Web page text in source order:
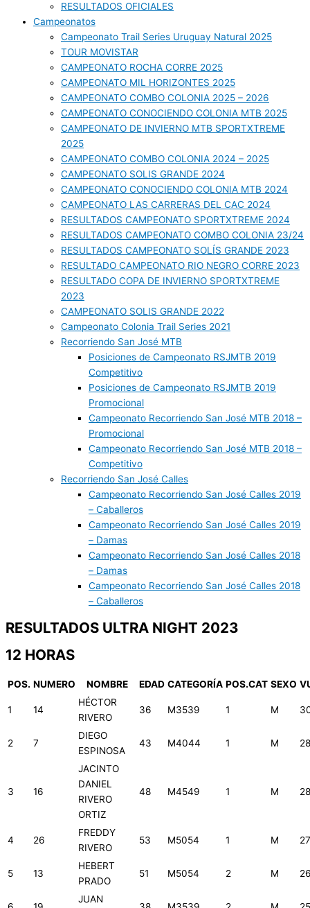
RESULTADOS OFICIALES
Campeonatos
Campeonato Trail Series Uruguay Natural 2025
TOUR MOVISTAR
CAMPEONATO ROCHA CORRE 2025
CAMPEONATO MIL HORIZONTES 2025
CAMPEONATO COMBO COLONIA 2025 – 2026
CAMPEONATO CONOCIENDO COLONIA MTB 2025
CAMPEONATO DE INVIERNO MTB SPORTXTREME
2025
CAMPEONATO COMBO COLONIA 2024 – 2025
CAMPEONATO SOLIS GRANDE 2024
CAMPEONATO CONOCIENDO COLONIA MTB 2024
CAMPEONATO LAS CARRERAS DEL CAC 2024
RESULTADOS CAMPEONATO SPORTXTREME 2024
RESULTADOS CAMPEONATO COMBO COLONIA 23/24
RESULTADOS CAMPEONATO SOLÍS GRANDE 2023
RESULTADO CAMPEONATO RIO NEGRO CORRE 2023
RESULTADO COPA DE INVIERNO SPORTXTREME
2023
CAMPEONATO SOLIS GRANDE 2022
Campeonato Colonia Trail Series 2021
Recorriendo San José MTB
Posiciones de Campeonato RSJMTB 2019
Competitivo
Posiciones de Campeonato RSJMTB 2019
Promocional
Campeonato Recorriendo San José MTB 2018 –
Promocional
Campeonato Recorriendo San José MTB 2018 –
Competitivo
Recorriendo San José Calles
Campeonato Recorriendo San José Calles 2019
– Caballeros
Campeonato Recorriendo San José Calles 2019
– Damas
Campeonato Recorriendo San José Calles 2018
– Damas
Campeonato Recorriendo San José Calles 2018
– Caballeros
RESULTADOS ULTRA NIGHT 2023
12 HORAS
POS. NUMERO NOMBRE EDAD CATEGORÍA POS.CAT SEXO
1 14
HÉCTOR
RIVERO
36 M3539 1 M
2 7
DIEGO
ESPINOSA
43 M4044 1 M
3 16
JACINTO
DANIEL
RIVERO
ORTIZ
48 M4549 1 M
4 26
FREDDY
RIVERO
53 M5054 1 M
5 13
HEBERT
PRADO
51 M5054 2 M
JUAN